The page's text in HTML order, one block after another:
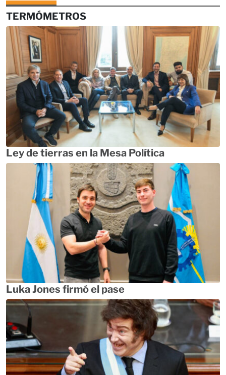
TERMÓMETROS
Ley de tierras en la Mesa Política
Luka Jones firmó el pase